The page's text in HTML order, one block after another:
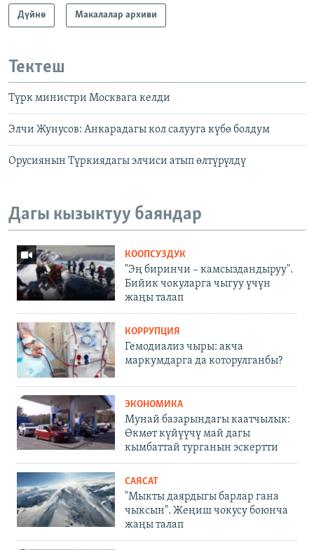
Дүйнө Макалалар архиви
Тектеш
Түрк министри Москвага келди
Элчи Жунусов: Анкарадагы кол салууга күбө болдум
Орусиянын Түркиядагы элчиси атып өлтүрүлдү
Дагы кызыктуу баяндар
КООПСУЗДУК
"Эң биринчи – камсыздандыруу".
Бийик чокуларга чыгуу үчүн
жаңы талап
КОРРУПЦИЯ
Гемодиализ чыры: акча
маркумдарга да которулганбы?
ЭКОНОМИКА
Мунай базарындагы каатчылык:
Өкмөт күйүүчү май дагы
кымбаттай турганын эскертти
САЯСАТ
"Мыкты даярдыгы барлар гана
чыксын". Жеңиш чокусу боюнча
жаңы талап